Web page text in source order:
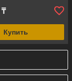
₸
Купить